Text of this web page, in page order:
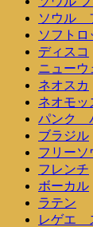
ソウル
ソフトロ
ディスコ
ニューウ
ネオスカ
ネオモ
パンク
ブラジル
フリーソ
フレンチ
ボーカル
ラテン
レゲエ